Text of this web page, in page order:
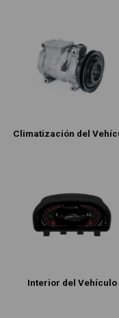
Climatización del
Interior del Vehículo